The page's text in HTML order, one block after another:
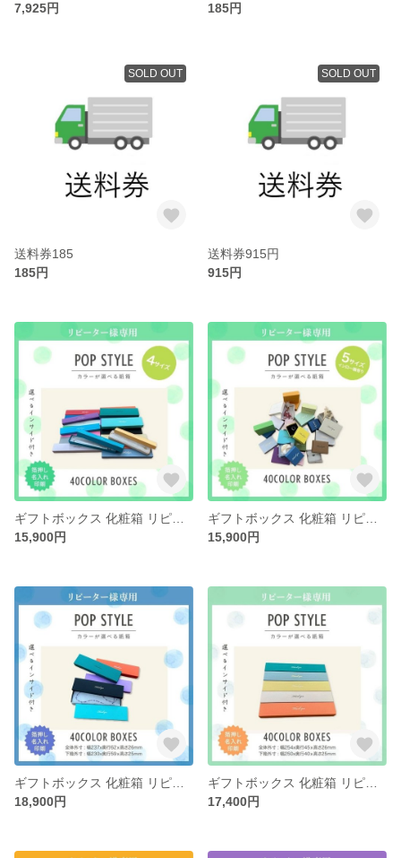
7,925円
185円
SOLD OUT
送料券185
185円
SOLD OUT
送料券915円
915円
15,900円
15,900円
18,900円
17,400円